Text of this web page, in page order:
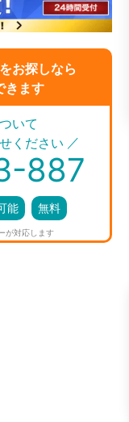
お探しなら
きます
／
いて
ください
887
能 無料
が対応します